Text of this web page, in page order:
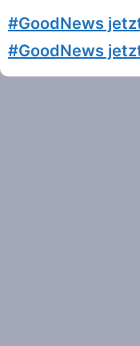
#GoodNews
#GoodNews